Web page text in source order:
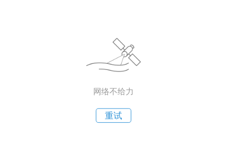
网络不给力
重试